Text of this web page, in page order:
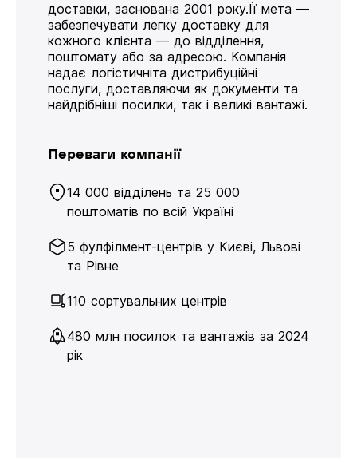
доставки, заснована 2001 року.Її мета —
забезпечувати легку доставку для
кожного клієнта — до відділення,
поштомату або за адресою. Компанія
надає логістичніта дистрибуційні
послуги, доставляючи як документи та
найдрібніші посилки, так і великі вантажі.
Переваги компанії
14 000 відділень та 25 000
поштоматів по всій Україні
5 фулфілмент-центрів у Києві, Львові
та Рівне
110 сортувальних центрів
480 млн посилок та вантажів за 2024
рік